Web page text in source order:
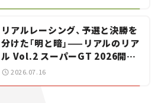
リアルレーシング、予選と決勝を
分けた「明と暗」——リアルのリア
ル Vol.2 スーパーGT 2026開幕
戦 岡山国際サーキット
2026.07.16